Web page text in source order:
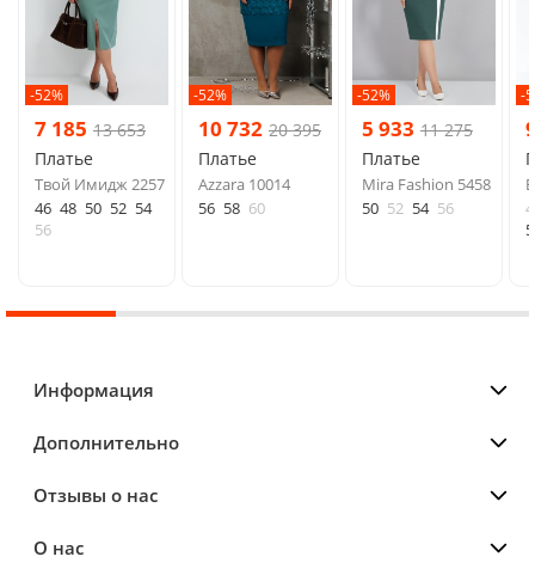
-52%
7 185 13 653
Платье
Твой Имидж 2257
46 48 50 52 54
56
-52%
10 732 20 395
Платье
Azzara 10014
56 58 60
-52%
5 933 11 275
Платье
Mira Fashion 5458
50 52 54 56
-
Информация
Дополнительно
Отзывы о нас
О нас